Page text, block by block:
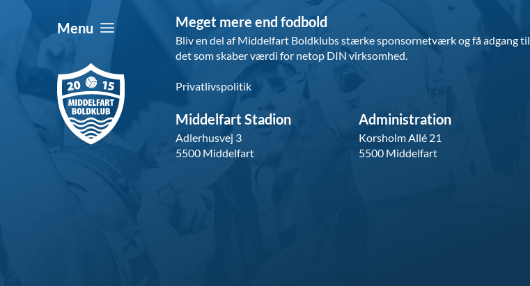
Menu Meget mere end fodbold
Bliv en del af Middelfart Boldklubs stærke sponsornetværk og få adgang til
det som skaber værdi for netop DIN virksomhed.
Privatlivspolitik
Middelfart Stadion
Adlerhusvej 3
5500 Middelfart
Administration
Korsholm Allé 21
5500 Middelfart